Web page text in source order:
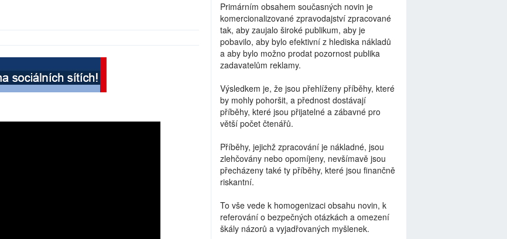
Primárním obsahem současných novin je
komercionalizované zpravodajství zpracované
tak, aby zaujalo široké publikum, aby je
pobavilo, aby bylo efektivní z hlediska nákladů
a aby bylo možno prodat pozornost publika
zadavatelům reklamy.
Výsledkem je, že jsou přehlíženy příběhy, které
by mohly pohoršit, a přednost dostávají
příběhy, které jsou přijatelné a zábavné pro
větší počet čtenářů.
Příběhy, jejichž zpracování je nákladné, jsou
zlehčovány nebo opomíjeny, nevšímavě jsou
přecházeny také ty příběhy, které jsou finančně
riskantní.
To vše vede k homogenizaci obsahu novin, k
referování o bezpečných otázkách a omezení
škály názorů a vyjadřovaných myšlenek.